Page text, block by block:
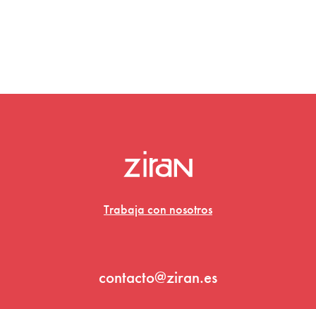
Trabaja con nosotros
contacto@ziran.es